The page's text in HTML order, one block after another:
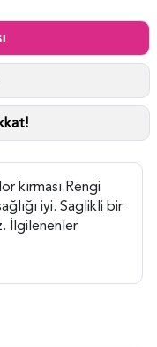
kırması.Rengi
iyi. Saglikli bir
İlgilenenler